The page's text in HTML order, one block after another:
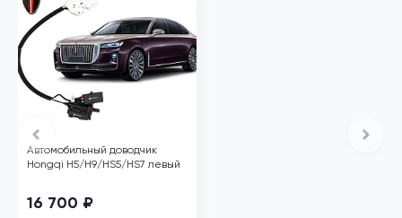
Автомобильный доводчик
Hongqi H5/H9/HS5/HS7 левый
16 700 ₽